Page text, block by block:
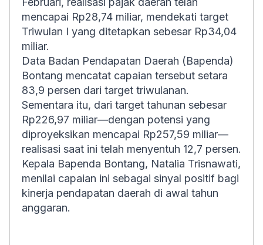
mencapai Rp28,74 miliar, mendekati target
Triwulan I yang ditetapkan sebesar Rp34,04
miliar.
Data Badan Pendapatan Daerah (Bapenda)
Bontang mencatat capaian tersebut setara
83,9 persen dari target triwulanan.
Sementara itu, dari target tahunan sebesar
Rp226,97 miliar—dengan potensi yang
diproyeksikan mencapai Rp257,59 miliar—
realisasi saat ini telah menyentuh 12,7 persen.
Kepala Bapenda Bontang, Natalia Trisnawati,
menilai capaian ini sebagai sinyal positif bagi
kinerja pendapatan daerah di awal tahun
anggaran.